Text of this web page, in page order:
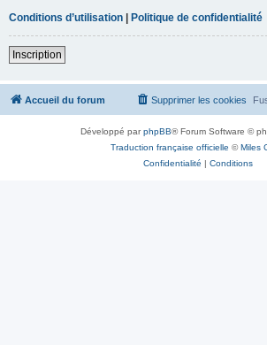
Conditions d’utilisation | Politique de confidentialité
Inscription
Accueil du forum Supprimer les cookies
Développé parphpBB® Forum Software ©
Traduction française officielle ©Miles
Confidentialité | Conditions